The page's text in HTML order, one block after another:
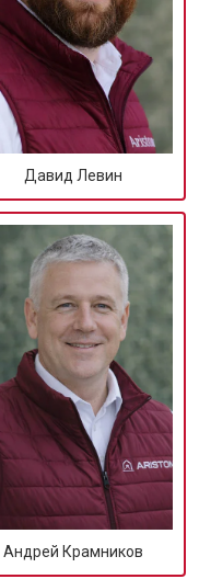
Давид Левин
Андрей Крамников